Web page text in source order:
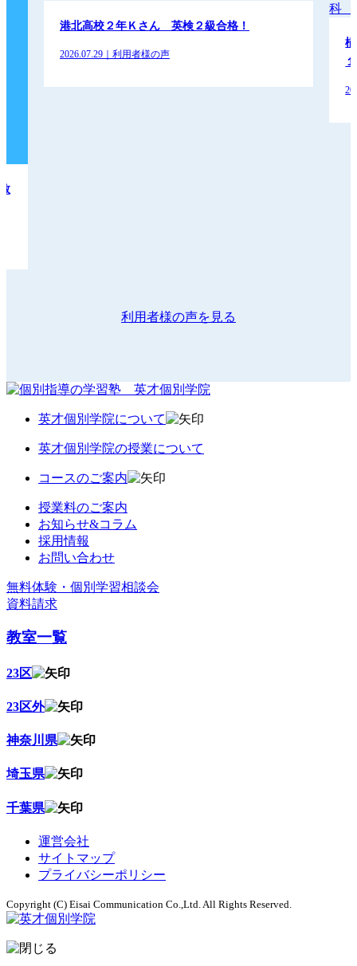
港北高校２年Ｋさん 英検２級合格！
2026.07.29｜利用者様の声
利用者様の声を見る
英才個別学院について
英才個別学院の授業について
コースのご案内
授業料のご案内
お知らせ&コラム
採用情報
お問い合わせ
無料体験・個別学習相談会
資料請求
教室一覧
23区
23区外
神奈川県
埼玉県
千葉県
運営会社
サイトマップ
プライバシーポリシー
Copyright (C) Eisai Communication Co.,Ltd. All Rights Reserved.